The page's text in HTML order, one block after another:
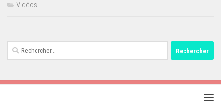
Vidéos
Rechercher :